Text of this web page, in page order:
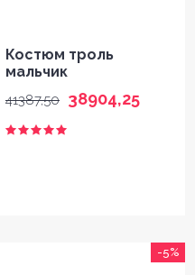
Костюм троль
мальчик
41387,50 38904,25
-5%